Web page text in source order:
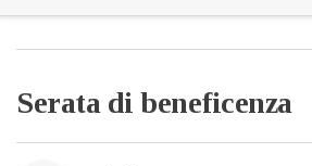
Serata di beneficenza